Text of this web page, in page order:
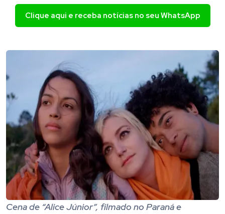
Clique aqui e receba notícias no seu WhatsApp
Cena de “Alice Júnior”, filmado no Paraná e